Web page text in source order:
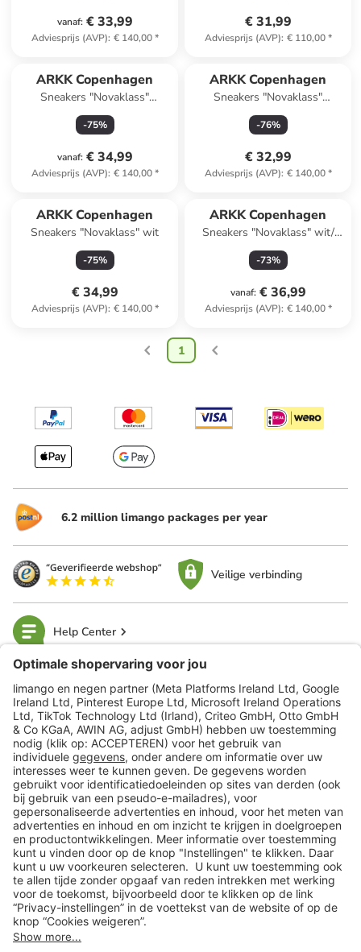
vanaf: € 33,99
Adviesprijs (AVP): € 140,00*
€ 31,99
Adviesprijs (AVP): € 110,00*
ARKK Copenhagen
Sneakers "Novaklass"
wit/rood
-75%
vanaf: € 34,99
Adviesprijs (AVP): € 140,00*
ARKK Copenhagen
Sneakers "Novaklass"
wit/zwart
-76%
€ 32,99
Adviesprijs (AVP): € 140,00*
ARKK Copenhagen
Sneakers "Novaklass" wit
-75%
€ 34,99
Adviesprijs (AVP): € 140,00*
ARKK Copenhagen
Sneakers "Novaklass" wit/
beige
-73%
vanaf: € 36,99
Adviesprijs (AVP): € 140,00*
1
6.2 million limango packages per year
Veilige verbinding
Help Center
limango
Veilig winkelen
Klantenservice
Shop
Acties